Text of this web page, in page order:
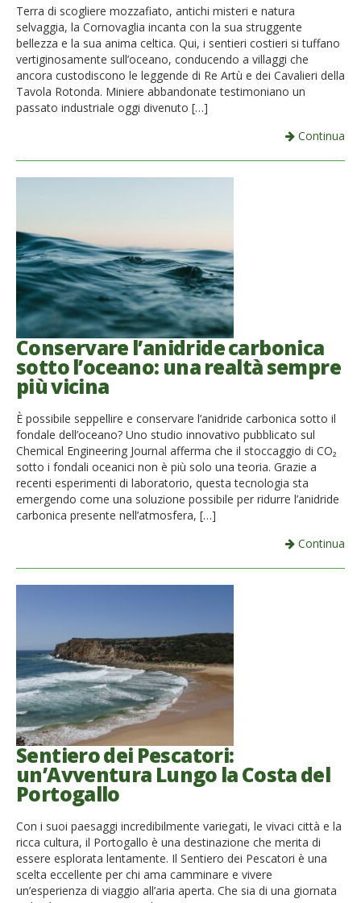
Terra di scogliere mozzafiato, antichi misteri e natura
selvaggia, la Cornovaglia incanta con la sua struggente
bellezza e la sua anima celtica. Qui, i sentieri costieri si tuffano
vertiginosamente sull’oceano, conducendo a villaggi che
ancora custodiscono le leggende di Re Artù e dei Cavalieri della
Tavola Rotonda. Miniere abbandonate testimoniano un
passato industriale oggi divenuto […]
Continua
Conservare l’anidride carbonica
sotto l’oceano: una realtà sempre
più vicina
È possibile seppellire e conservare l’anidride carbonica sotto il
fondale dell’oceano? Uno studio innovativo pubblicato sul
Chemical Engineering Journal afferma che il stoccaggio di CO₂
sotto i fondali oceanici non è più solo una teoria. Grazie a
recenti esperimenti di laboratorio, questa tecnologia sta
emergendo come una soluzione possibile per ridurre l’anidride
carbonica presente nell’atmosfera, […]
Continua
Sentiero dei Pescatori:
un’Avventura Lungo la Costa del
Portogallo
Con i suoi paesaggi incredibilmente variegati, le vivaci città e la
ricca cultura, il Portogallo è una destinazione che merita di
essere esplorata lentamente. Il Sentiero dei Pescatori è una
scelta eccellente per chi ama camminare e vivere
un’esperienza di viaggio all’aria aperta. Che sia di una giornata